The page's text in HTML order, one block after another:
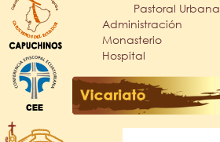
Pastoral Urbana
Administración
Monasterio
Hospital